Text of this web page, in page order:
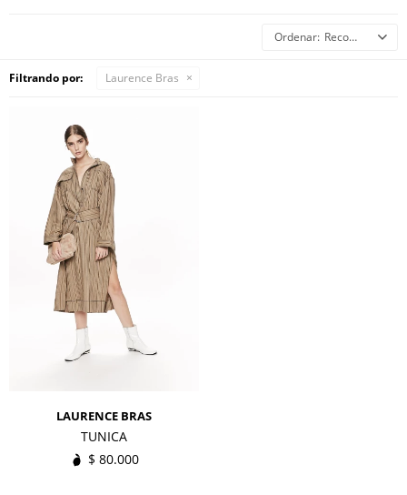
Recomendados
Filtrando por: Laurence Bras
LAURENCE BRAS
TUNICA
$ 80.000